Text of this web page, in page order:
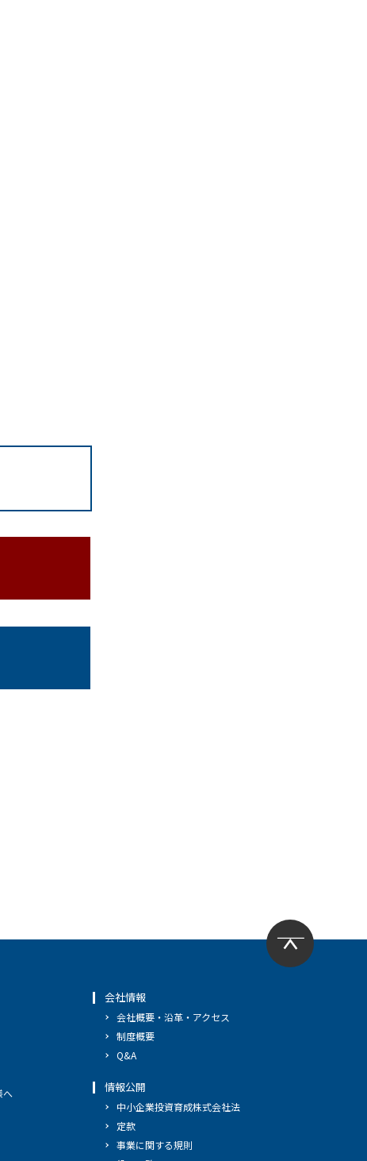
へ
会社情報
会社概要・沿革・アクセス
制度概要
Q&A
情報公開
中小企業投資育成株式会社法
定款
事業に関する規則